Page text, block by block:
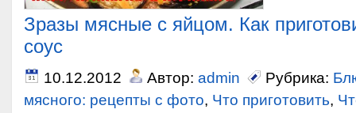
Зразы мясные с яйцом. Как
соус
10.12.2012 Автор: admin Рубрика:
мясного: рецепты с фото, Что приготовить,